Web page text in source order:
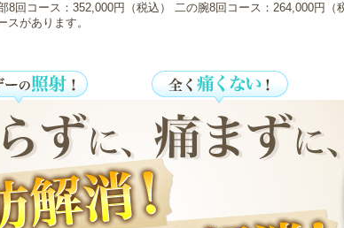
コース：352,000円（税込） 二の腕8回コース：264,000円（
があります。